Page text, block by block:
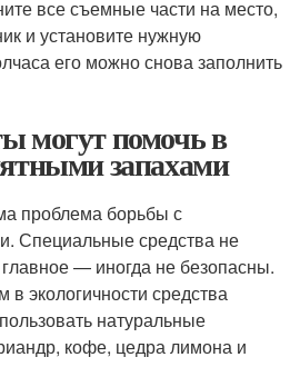
все съемные части на место,
и установите нужную
его можно снова заполнить
могут помочь в
запахами
проблема борьбы с
Специальные средства не
— иногда не безопасны.
экологичности средства
натуральные
кофе, цедра лимона и